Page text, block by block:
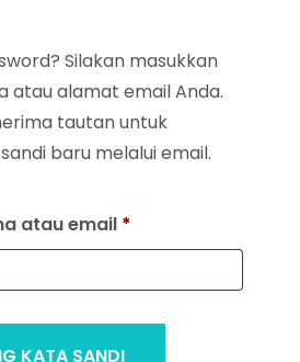
Silakan masukkan
atau alamat email Anda.
tautan untuk
baru melalui email.
atau email *Wajib
KATA SANDI